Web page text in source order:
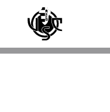
Skip to main content